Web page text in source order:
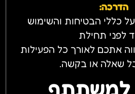
הדרכה:
כללי הבטיחות והשימוש
לפני תחילת
אתכם לאורך כל הפעילות
שאלה או בקשה.
למשתתף